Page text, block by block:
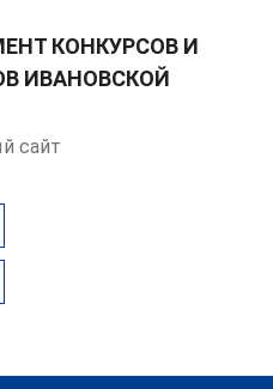
КОНКУРСОВ И
ИВАНОВСКОЙ
сайт